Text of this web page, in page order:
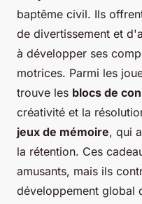
baptême civil. Ils
de divertissement et
à développer ses
motrices. Parmi les
trouve les blocs de
créativité et la
jeux de mémoire, qui
la rétention. Ces
amusants, mais ils
développement global